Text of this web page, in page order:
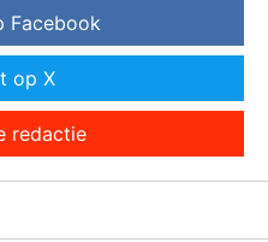
Facebook
op X
redactie